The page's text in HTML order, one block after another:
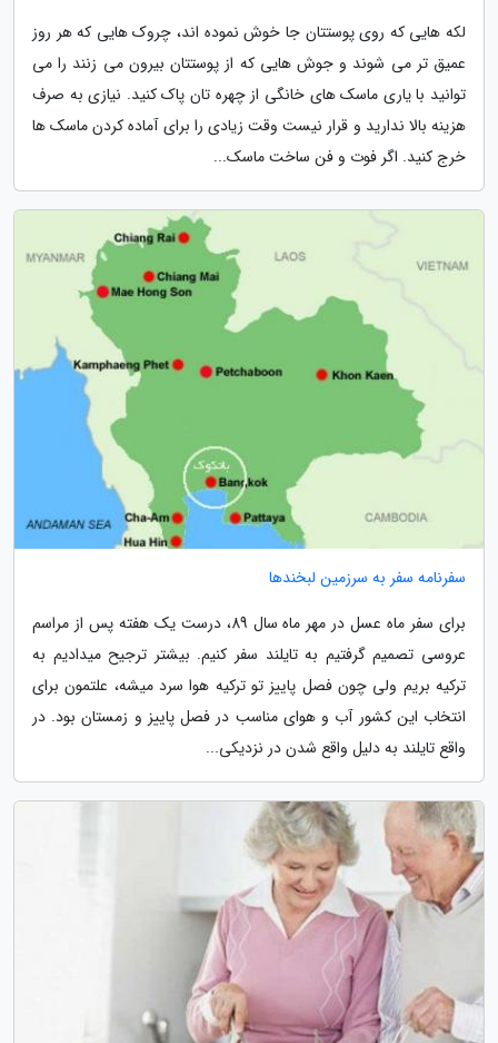
لکه هایی که روی پوستتان جا خوش نموده اند، چروک هایی که هر روز
عمیق تر می شوند و جوش هایی که از پوستتان بیرون می زنند را می
توانید با یاری ماسک های خانگی از چهره تان پاک کنید. نیازی به صرف
هزینه بالا ندارید و قرار نیست وقت زیادی را برای آماده کردن ماسک ها
خرج کنید. اگر فوت و فن ساخت ماسک...
سفرنامه سفر به سرزمین لبخندها
برای سفر ماه عسل در مهر ماه سال 89، درست یک هفته پس از مراسم
عروسی تصمیم گرفتیم به تایلند سفر کنیم. بیشتر ترجیح میدادیم به
ترکیه بریم ولی چون فصل پاییز تو ترکیه هوا سرد میشه، علتمون برای
انتخاب این کشور آب و هوای مناسب در فصل پاییز و زمستان بود. در
واقع تایلند به دلیل واقع شدن در نزدیکی...